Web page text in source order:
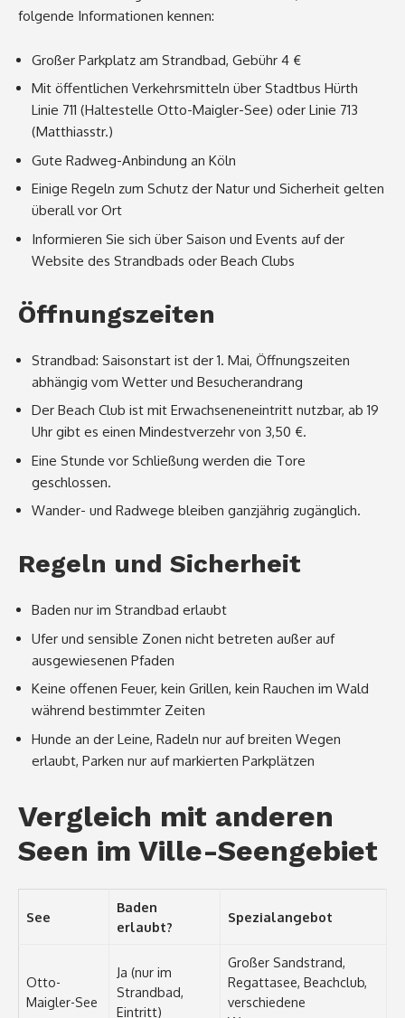
folgende Informationen kennen:
Großer Parkplatz am Strandbad, Gebühr 4 €
Mit öffentlichen Verkehrsmitteln über Stadtbus Hürth
Linie 711 (Haltestelle Otto-Maigler-See) oder Linie 713
(Matthiasstr.)
Gute Radweg-Anbindung an Köln
Einige Regeln zum Schutz der Natur und Sicherheit gelten
überall vor Ort
Informieren Sie sich über Saison und Events auf der
Website des Strandbads oder Beach Clubs
Öffnungszeiten
Strandbad: Saisonstart ist der 1. Mai, Öffnungszeiten
abhängig vom Wetter und Besucherandrang
Der Beach Club ist mit Erwachseneneintritt nutzbar, ab 19
Uhr gibt es einen Mindestverzehr von 3,50 €.
Eine Stunde vor Schließung werden die Tore
geschlossen.
Wander- und Radwege bleiben ganzjährig zugänglich.
Regeln und Sicherheit
Baden nur im Strandbad erlaubt
Ufer und sensible Zonen nicht betreten außer auf
ausgewiesenen Pfaden
Keine offenen Feuer, kein Grillen, kein Rauchen im Wald
während bestimmter Zeiten
Hunde an der Leine, Radeln nur auf breiten Wegen
erlaubt, Parken nur auf markierten Parkplätzen
Vergleich mit anderen
Seen im Ville-Seengebiet
See
Baden
erlaubt?
Spezialangebot
Otto-
Maigler-See
Ja (nur im
Strandbad,
Eintritt)
Großer Sandstrand,
Regattasee, Beachclub,
verschiedene